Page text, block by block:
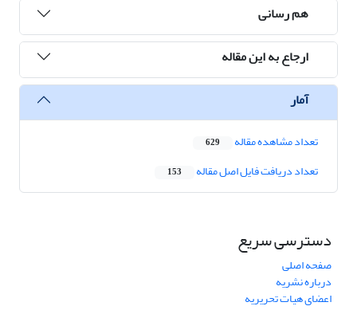
هم رسانی
ارجاع به این مقاله
آمار
تعداد مشاهده مقاله 629
تعداد دریافت فایل اصل مقاله 153
دسترسی سریع
صفحه اصلی
درباره نشریه
اعضای هیات تحریریه